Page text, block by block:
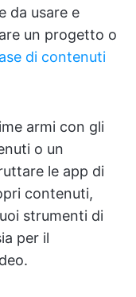
da usare e
un progetto o
di contenuti
armi con gli
o un
le app di
contenuti,
strumenti di
per il